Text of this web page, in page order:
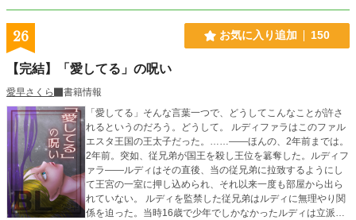
26 お気に入り追加 150
【完結】「愛してる」の呪い
愛早さくら
書籍情報
「愛してる」そんな言葉一つで、どうしてこんなことが許さ
れるというのだろう。どうして。 ルディファラはこのファル
エスタ王国の王太子だった。……――ほんの、2年前までは。
2年前。突如、従兄弟が国王を殺し王位を簒奪した。ルディフ
ァラ――ルディはその直後、当の従兄弟に拉致するようにし
て王宮の一室に押し込められ、それ以来一度も部屋から出ら
れていない。 ルディを監禁した従兄弟はルディに無理やり関
係を迫った。当時16歳で少年でしかなかったルディは立派な